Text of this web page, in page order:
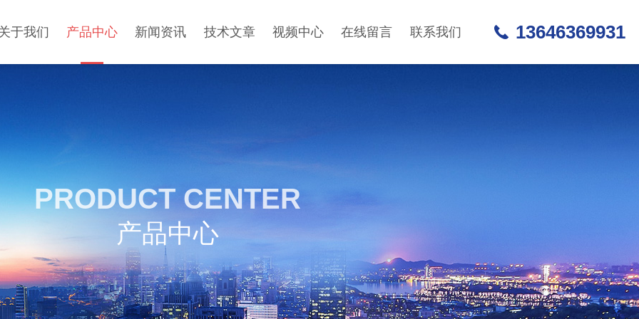
于我们 产品中心 新闻资讯 技术文章 视频中心 在线留言 联系我们 13646369931
PRODUCT CENTER
产品中心